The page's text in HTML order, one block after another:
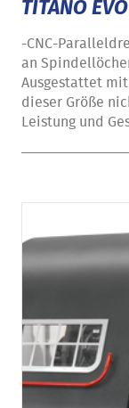
TITANO
-CNC-
an
Ausgestattet
dieser Größe
Leistung und